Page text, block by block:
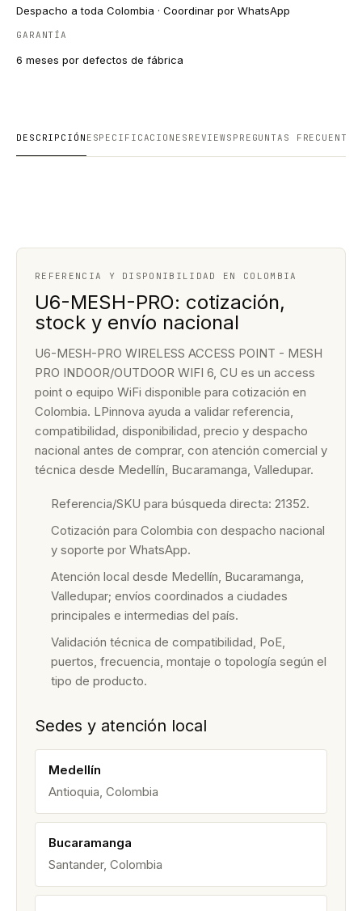
Despacho a toda Colombia · Coordinar por WhatsApp
GARANTÍA
6 meses por defectos de fábrica
DESCRIPCIÓN ESPECIFICACIONES REVIEWS PREGUNTAS FRECUENTES
REFERENCIA Y DISPONIBILIDAD EN COLOMBIA
U6-MESH-PRO: cotización,
stock y envío nacional
U6-MESH-PRO WIRELESS ACCESS POINT - MESH
PRO INDOOR/OUTDOOR WIFI 6, CU es un access
point o equipo WiFi disponible para cotización en
Colombia. LPinnova ayuda a validar referencia,
compatibilidad, disponibilidad, precio y despacho
nacional antes de comprar, con atención comercial y
técnica desde Medellín, Bucaramanga, Valledupar.
Referencia/SKU para búsqueda directa: 21352.
Cotización para Colombia con despacho nacional
y soporte por WhatsApp.
Atención local desde Medellín, Bucaramanga,
Valledupar; envíos coordinados a ciudades
principales e intermedias del país.
Validación técnica de compatibilidad, PoE,
puertos, frecuencia, montaje o topología según el
tipo de producto.
Sedes y atención local
Medellín
Antioquia, Colombia
Bucaramanga
Santander, Colombia